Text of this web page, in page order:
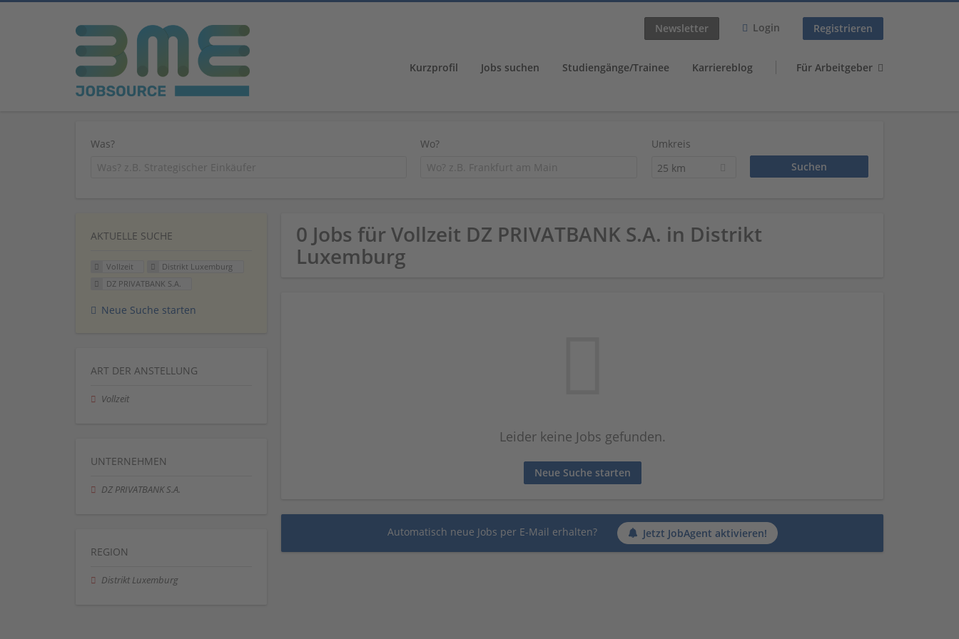
Newsletter Login Registrieren
Kurzprofil Jobs suchen Studiengänge/Trainee Karriereblog Für Arbeitgeber
Was? Wo?
Umkreis
25 km
0 Jobs für Vollzeit DZ PRIVATBANK S.A. in Distrikt
Luxemburg
Leider keine Jobs gefunden.
Neue Suche starten
Automatisch neue Jobs per E-Mail erhalten? Jetzt JobAgent aktivieren!
AKTUELLE SUCHE
Vollzeit
Distrikt Luxemburg
DZ PRIVATBANK S.A.
Neue Suche starten
ART DER ANSTELLUNG
Vollzeit
UNTERNEHMEN
DZ PRIVATBANK S.A.
REGION
Distrikt Luxemburg